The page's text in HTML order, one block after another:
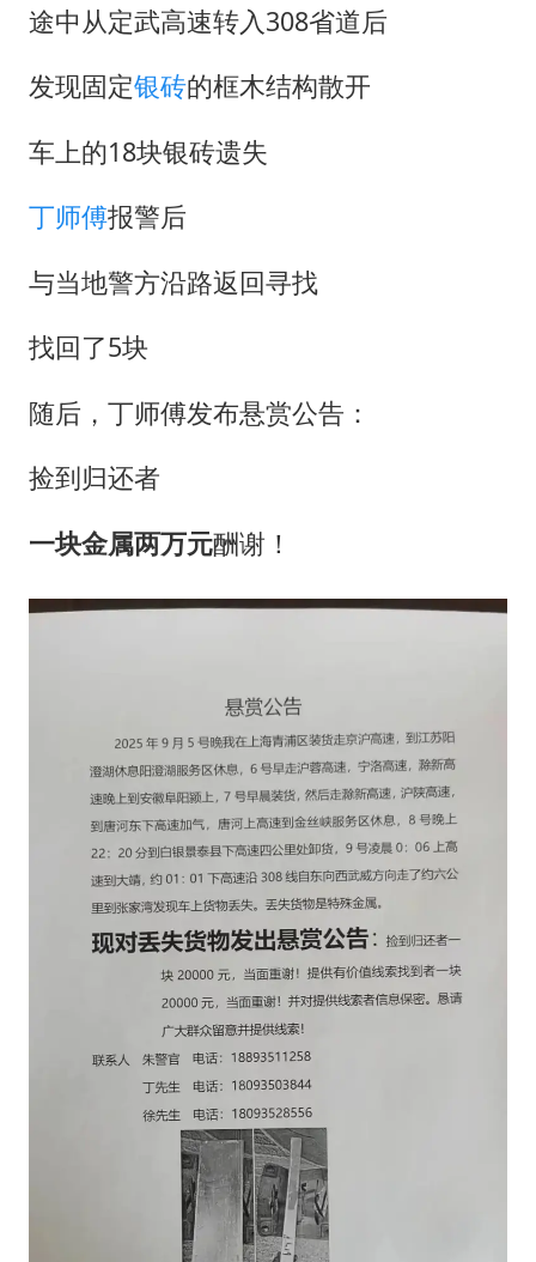
途中从定武高速转入308省道后
发现固定银砖的框木结构散开
车上的18块银砖遗失
丁师傅报警后
与当地警方沿路返回寻找
找回了5块
随后，丁师傅发布悬赏公告：
捡到归还者
一块金属两万元酬谢！